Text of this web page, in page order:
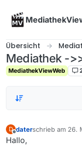
Übersicht
Mediathek -
MediathekViewWeb
D
Offline
daterschrieb am 26.
zuletzt editiert
Hallo,